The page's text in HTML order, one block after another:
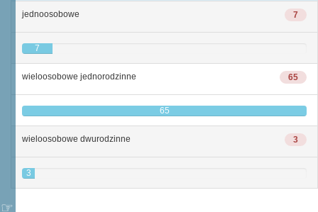
7
jednoosobowe
7
65
wieloosobowe jednorodzinne
65
3
wieloosobowe dwurodzinne
3